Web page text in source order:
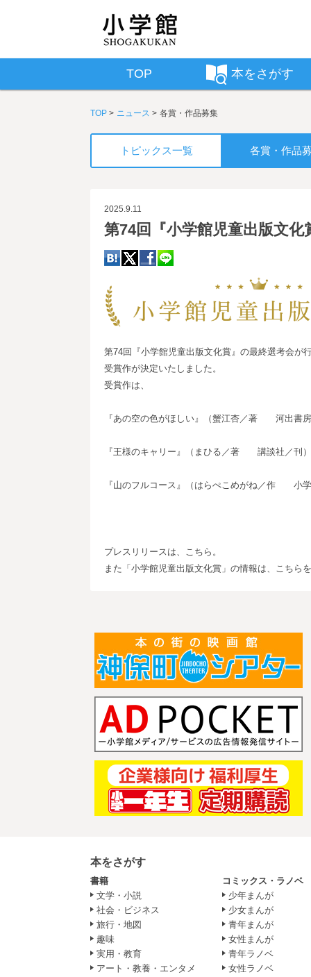
TOP 本をさがす
TOP ニュース 各賞・作品募集
トピックス一覧 各賞・作品
2025.9.11
第74回『小学館児童出版文
第74回『小学館児童出版文化賞』の最終選考会が
受賞作が決定いたしました。
受賞作は、
『あの空の色がほしい』（蟹江杏／著 河出書
『王様のキャリー』（まひる／著 講談社／刊）
『山のフルコース』（はらぺこめがね／作 小
プレスリリースは、 こちら 。
また「小学館児童出版文化賞」の情報は、 こちら
本をさがす
書籍
文学・小説
社会・ビジネス
旅行・地図
趣味
実用・教育
アート・教養・エンタメ
コミックス・ラノベ
少年まんが
少女まんが
青年まんが
女性まんが
青年ラノベ
女性ラノベ